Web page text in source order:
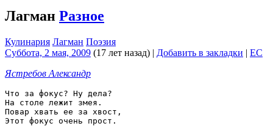
Лагман Разное
Кулинария Лагман Поэзия
Суббота, 2 мая, 2009 (17 лет назад) | Добавить в закладки | EC
Ястребов Александр
Что за фокус? Ну дела?
На столе лежит змея.
Повар хвать ее за хвост,
Этот фокус очень прост.